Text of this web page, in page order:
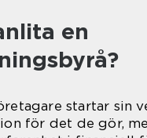
en
startar sin
för det de gör,